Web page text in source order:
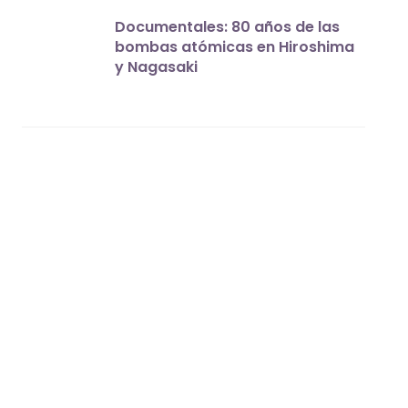
Documentales: 80 años de las
bombas atómicas en Hiroshima
y Nagasaki